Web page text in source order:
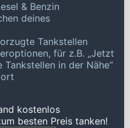
& Benzin
deines
Tankstellen
für z.B. „Jetzt
Tankstellen in der Nähe“
kostenlos
besten Preis tanken!